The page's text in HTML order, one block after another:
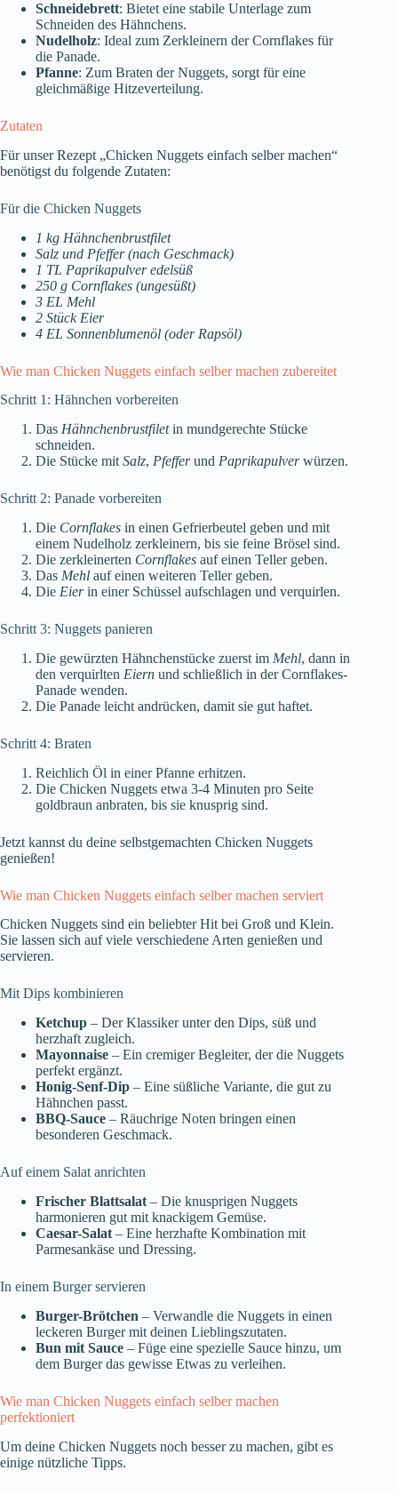
Schneidebrett: Bietet eine stabile Unterlage zum
Schneiden des Hähnchens.
Nudelholz: Ideal zum Zerkleinern der Cornflakes für
die Panade.
Pfanne: Zum Braten der Nuggets, sorgt für eine
gleichmäßige Hitzeverteilung.
Zutaten
Für unser Rezept „Chicken Nuggets einfach selber machen“
benötigst du folgende Zutaten:
Für die Chicken Nuggets
1 kg Hähnchenbrustfilet
Salz und Pfeffer (nach Geschmack)
1 TL Paprikapulver edelsüß
250 g Cornflakes (ungesüßt)
3 EL Mehl
2 Stück Eier
4 EL Sonnenblumenöl (oder Rapsöl)
Wie man Chicken Nuggets einfach selber machen zubereitet
Schritt 1: Hähnchen vorbereiten
Das Hähnchenbrustfiletin mundgerechte Stücke
schneiden.
Die Stücke mit Salz, Pfefferund Paprikapulverwürzen.
Schritt 2: Panade vorbereiten
Die Cornflakes in einen Gefrierbeutel geben und mit
einem Nudelholz zerkleinern, bis sie feine Brösel sind.
Die zerkleinerten Cornflakes auf einen Teller geben.
Das Mehl auf einen weiteren Teller geben.
Die Eierin einer Schüssel aufschlagen und verquirlen.
Schritt 3: Nuggets panieren
Die gewürzten Hähnchenstücke zuerst im Mehl, dann in
den verquirlten Eiern und schließlich in der Cornflakes-
Panade wenden.
Die Panade leicht andrücken, damit sie gut haftet.
Schritt 4: Braten
Reichlich Öl in einer Pfanne erhitzen.
Die Chicken Nuggets etwa 3-4 Minuten pro Seite
goldbraun anbraten, bis sie knusprig sind.
Jetzt kannst du deine selbstgemachten Chicken Nuggets
genießen!
Wie man Chicken Nuggets einfach selber machen serviert
Chicken Nuggets sind ein beliebter Hit bei Groß und Klein.
Sie lassen sich auf viele verschiedene Arten genießen und
servieren.
Mit Dips kombinieren
Ketchup – Der Klassiker unter den Dips, süß und
herzhaft zugleich.
Mayonnaise – Ein cremiger Begleiter, der die Nuggets
perfekt ergänzt.
Honig-Senf-Dip – Eine süßliche Variante, die gut zu
Hähnchen passt.
BBQ-Sauce – Räuchrige Noten bringen einen
besonderen Geschmack.
Auf einem Salat anrichten
Frischer Blattsalat – Die knusprigen Nuggets
harmonieren gut mit knackigem Gemüse.
Caesar-Salat – Eine herzhafte Kombination mit
Parmesankäse und Dressing.
In einem Burger servieren
Burger-Brötchen – Verwandle die Nuggets in einen
leckeren Burger mit deinen Lieblingszutaten.
Bun mit Sauce – Füge eine spezielle Sauce hinzu, um
dem Burger das gewisse Etwas zu verleihen.
Wie man Chicken Nuggets einfach selber machen
perfektioniert
Um deine Chicken Nuggets noch besser zu machen, gibt es
einige nützliche Tipps.